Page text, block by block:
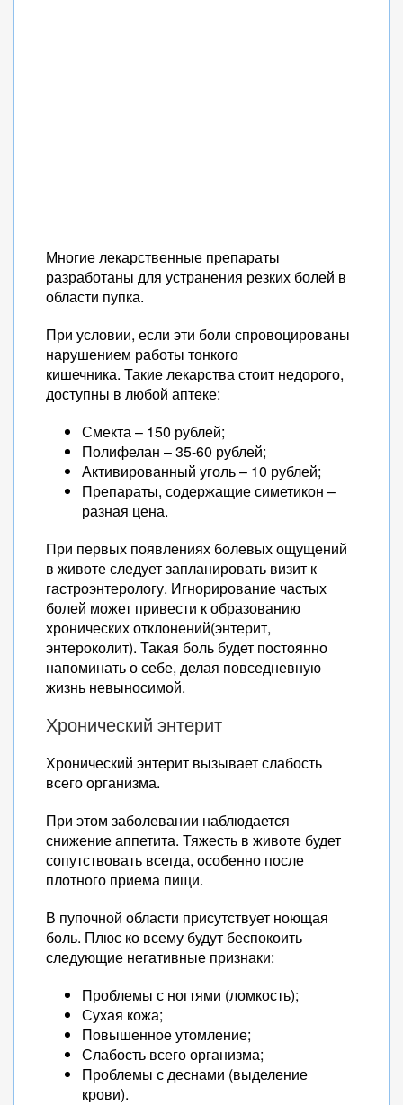
Многие лекарственные препараты
разработаны для устранения резких болей в
области пупка.
При условии, если эти боли спровоцированы
нарушением работы тонкого
кишечника. Такие лекарства стоит недорого,
доступны в любой аптеке:
Смекта – 150 рублей;
Полифелан – 35-60 рублей;
Активированный уголь – 10 рублей;
Препараты, содержащие симетикон –
разная цена.
При первых появлениях болевых ощущений
в животе следует запланировать визит к
гастроэнтерологу. Игнорирование частых
болей может привести к образованию
хронических отклонений(энтерит,
энтероколит). Такая боль будет постоянно
напоминать о себе, делая повседневную
жизнь невыносимой.
Хронический энтерит
Хронический энтерит вызывает слабость
всего организма.
При этом заболевании наблюдается
снижение аппетита. Тяжесть в животе будет
сопутствовать всегда, особенно после
плотного приема пищи.
В пупочной области присутствует ноющая
боль. Плюс ко всему будут беспокоить
следующие негативные признаки:
Проблемы с ногтями (ломкость);
Сухая кожа;
Повышенное утомление;
Слабость всего организма;
Проблемы с деснами (выделение
крови).